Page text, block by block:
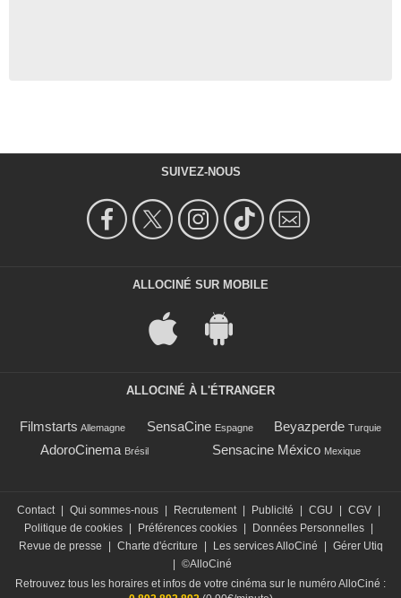
SUIVEZ-NOUS
ALLOCINÉ SUR MOBILE
ALLOCINÉ À L'ÉTRANGER
Filmstarts Allemagne SensaCine Espagne Beyazperde Turquie
AdoroCinema Brésil Sensacine México Mexique
Contact Qui sommes-nous Recrutement Publicité CGU CGV
Politique de cookies
Préférences cookies Données Personnelles
Revue de presse
Charte d'écriture Les services AlloCiné
Gérer Utiq
©AlloCiné
Retrouvez tous les horaires et infos de votre cinéma sur le numéro AlloCiné :